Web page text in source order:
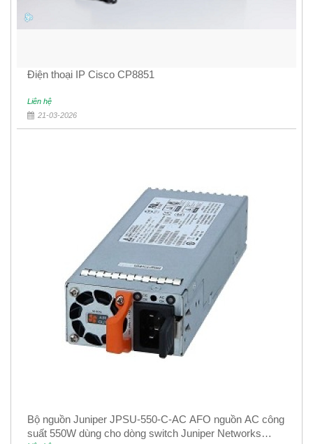
Điện thoại IP Cisco CP8851
Liên hệ
21-03-2026
Bộ nguồn Juniper JPSU-550-C-AC AFO nguồn AC công
suất 550W dùng cho dòng switch Juniper Networks